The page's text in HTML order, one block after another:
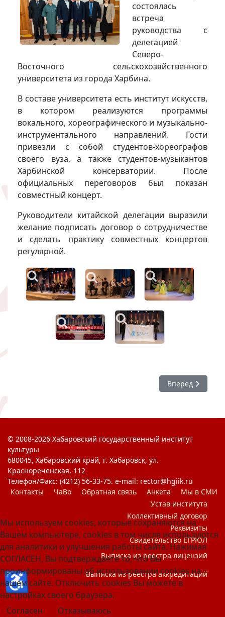
состоялась
встреча
руководства с
делегацией
Северо-
Восточного сельскохозяйственного
университета из города Харбина.
В составе университета есть институт искусств,
в котором реализуются программы
вокального, хореографического и музыкально-
инструментального направлений. Гости
привезли с собой студентов-хореографов
своего вуза, а также студентов-музыкантов
Харбинской консерватории. После
официальных переговоров был показан
совместный концерт.
Руководители китайской делегации выразили
желание подписать договор о сотрудничестве
и сделать практику совместных концертов
регулярной.
Следующий:
Вперед
© 2008-2026 Хабаровский государственный институт
культуры
680045, Хабаровский край, г. Хабаровск, ул.
Краснореченская, 112
Телефон/Факс: (4212) 56-33-75. e-mail: rector@hgiik.ru
Контакты
ЧаВо Обратная связь Анкета
Мы в СМИ
Устав института
Коллективный договор
Реквизиты
Свидетельство ЕГРЮЛ
Выписка из реестра лицензий
Выписка из реестра аккредитаций
Мы используем cookies, которые сохраняются на
Вашем компьютере, cookies в том числе используются
для аналитики и улучшения работы сайта. Нажимая
СОГЛАСЕН, Вы подтверждаете то, что Вы
проинформированы об использовании cookies на
нашем сайте. Отключить cookies Вы можете в
настройках своего браузера.
Согласен
Отказываюсь